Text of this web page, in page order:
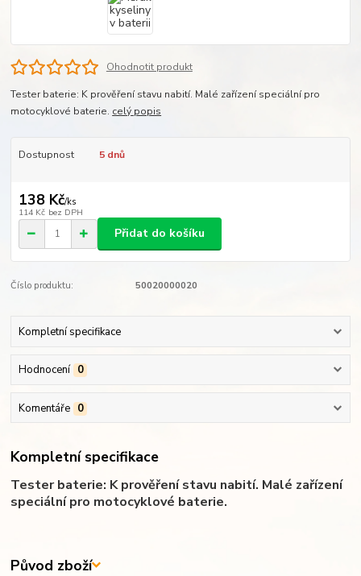
Ohodnotit produkt
Tester baterie: K prověření stavu nabití. Malé zařízení speciální pro
motocyklové baterie. celý popis
Dostupnost 5 dnů
138 Kč/ks
114 Kč bez DPH
Přidat do košíku
Číslo produktu: 50020000020
Kompletní specifikace
Hodnocení 0
Komentáře 0
Kompletní specifikace
Tester baterie: K prověření stavu nabití. Malé zařízení
speciální pro motocyklové baterie.
Původ zboží